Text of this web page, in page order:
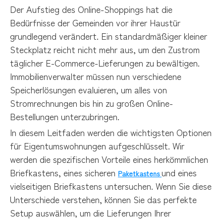
Der Aufstieg des Online-Shoppings hat die
Bedürfnisse der Gemeinden vor ihrer Haustür
grundlegend verändert. Ein standardmäßiger kleiner
Steckplatz reicht nicht mehr aus, um den Zustrom
täglicher E-Commerce-Lieferungen zu bewältigen.
Immobilienverwalter müssen nun verschiedene
Speicherlösungen evaluieren, um alles von
Stromrechnungen bis hin zu großen Online-
Bestellungen unterzubringen.
In diesem Leitfaden werden die wichtigsten Optionen
für Eigentumswohnungen aufgeschlüsselt. Wir
werden die spezifischen Vorteile eines herkömmlichen
Briefkastens, eines sicheren Paketkastensund eines
vielseitigen Briefkastens untersuchen. Wenn Sie diese
Unterschiede verstehen, können Sie das perfekte
Setup auswählen, um die Lieferungen Ihrer